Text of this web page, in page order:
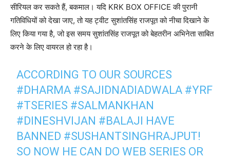
सीरियल कर सकते हैं, बकमाल। यदि KRK BOX OFFICE की पुरानी
गतिविधियों को देखा जाए, तो यह ट्वीट सुशांतसिंह राजपूत को नीचा दिखाने के
लिए किया गया है, जो इस समय सुशांतसिंह राजपूत को बेहतरीन अभिनेता साबित
करने के लिए वायरल हो रहा है।
ACCORDING TO OUR SOURCES
#DHARMA #SAJIDNADIADWALA #YRF
#TSERIES #SALMANKHAN
#DINESHVIJAN #BALAJI
HAVE
BANNED #SUSHANTSINGHRAJPUT!
SO NOW HE CAN DO WEB SERIES OR